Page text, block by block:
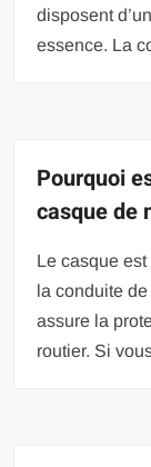
disposent
essence. La
Pourquoi
casque de
Le casque
la conduite
assure la
routier. Si